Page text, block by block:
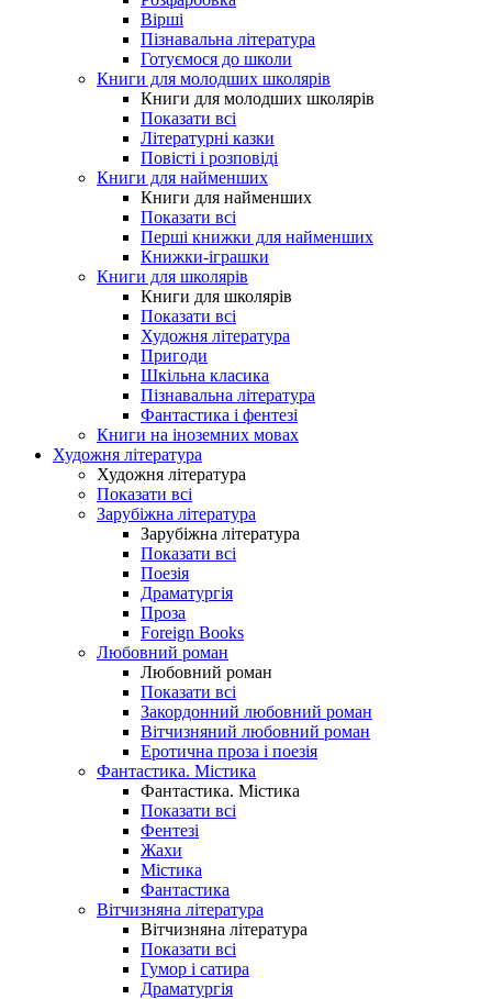
Вірші
Пізнавальна література
Готуємося до школи
Книги для молодших школярів
Книги для молодших школярів
Показати всі
Літературні казки
Повісті і розповіді
Книги для найменших
Книги для найменших
Показати всі
Перші книжки для найменших
Книжки-іграшки
Книги для школярів
Книги для школярів
Показати всі
Художня література
Пригоди
Шкільна класика
Пізнавальна література
Фантастика і фентезі
Книги на іноземних мовах
Художня література
Художня література
Показати всі
Зарубіжна література
Зарубіжна література
Показати всі
Поезія
Драматургія
Проза
Foreign Books
Любовний роман
Любовний роман
Показати всі
Закордонний любовний роман
Вітчизняний любовний роман
Еротична проза і поезія
Фантастика. Містика
Фантастика. Містика
Показати всі
Фентезі
Жахи
Містика
Фантастика
Вітчизняна література
Вітчизняна література
Показати всі
Гумор і сатира
Драматургія